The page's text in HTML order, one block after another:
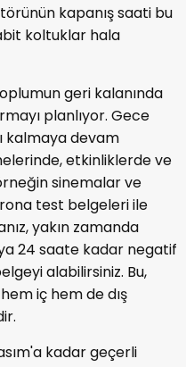
kapanış saati bu
koltuklar hala
geri kalanında
planlıyor. Gece
kalmaya devam
etkinliklerde ve
sinemalar ve
test belgeleri ile
yakın zamanda
24 saate kadar negatif
alabilirsiniz. Bu,
iç hem de dış
kadar geçerli